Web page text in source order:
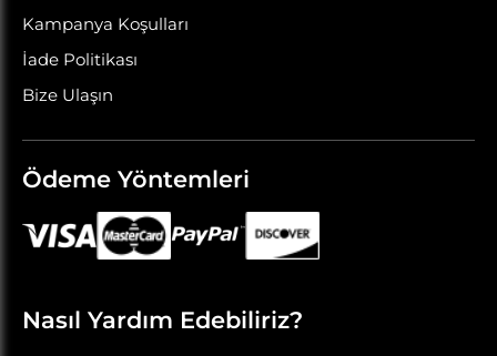
Kampanya Koşulları
İade Politikası
Bize Ulaşın
Ödeme Yöntemleri
Nasıl Yardım Edebiliriz?